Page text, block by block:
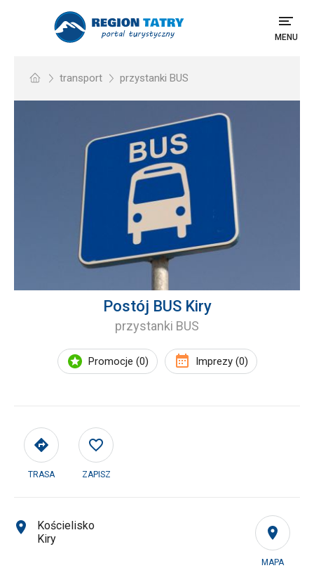
MENU
transport przystanki BUS
Postój BUS Kiry
przystanki BUS
Promocje (0) Imprezy (0)
TRASA ZAPISZ
MAPA
Kościelisko
Kiry